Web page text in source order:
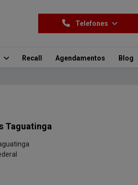
Telefones
Recall Agendamentos Blog
Taguatinga